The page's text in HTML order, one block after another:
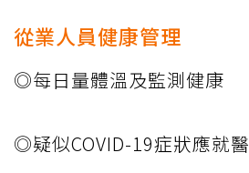
從業人員健康管理
◎每日量體溫及監測健康
◎疑似COVID-19症狀應就醫